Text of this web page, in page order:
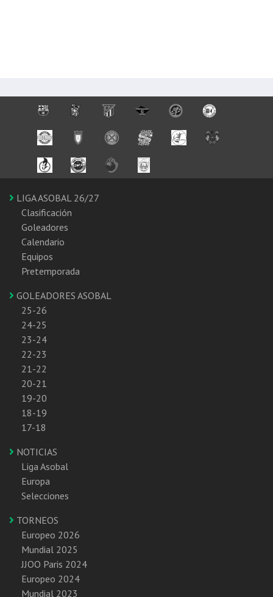
LIGA ASOBAL 26/27
Clasificación
Goleadores
Calendario
Equipos
Pretemporada
GOLEADORES ASOBAL
25-26
24-25
23-24
22-23
21-22
20-21
19-20
18-19
17-18
NOTICIAS
Liga Asobal
Europa
Selecciones
TORNEOS
Europeo 2026
Mundial 2025
JJOO Paris 2024
Europeo 2024
Mundial 2023